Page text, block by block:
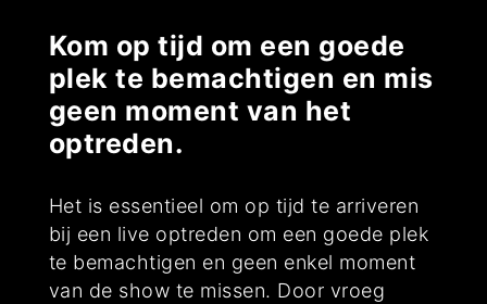
Kom op tijd om een goede
plek te bemachtigen en mis
geen moment van het
optreden.
Het is essentieel om op tijd te arriveren
bij een live optreden om een goede plek
te bemachtigen en geen enkel moment
van de show te missen. Door vroeg